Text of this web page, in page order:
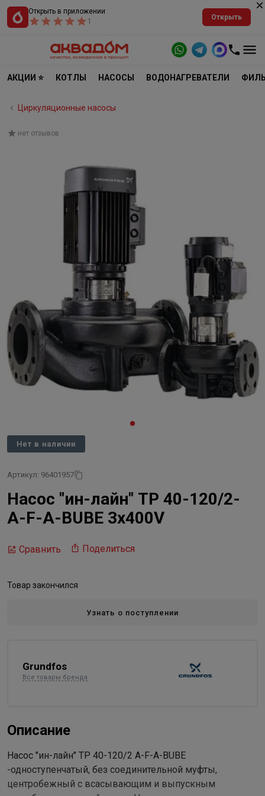
Открыть в приложении
1
Открыть
АКЦИИ ⭐ КОТЛЫ НАСОСЫ ВОДОНАГРЕВАТЕЛИ
Циркуляционные насосы
нет отзывов
Нет в наличии
Артикул: 96401957
Насос "ин-лайн" TP 40-120/2-
A-F-A-BUBE 3x400V
Сравнить Поделиться
Товар закончился
Узнать о поступлении
Grundfos
Все товары бренда
Описание
Насос "ин-лайн" TP 40-120/2 A-F-A-BUBE
-одноступенчатый, без соединительной муфты,
центробежный с всасывающим и выпускным